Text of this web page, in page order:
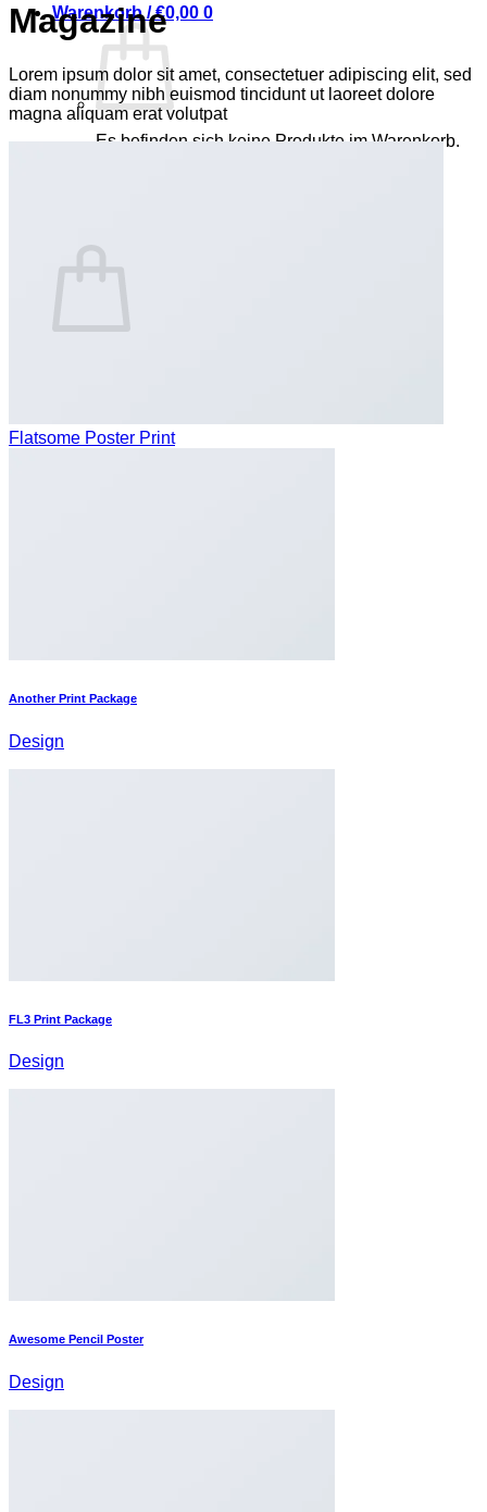
Warenkorb /€0,00 0
Es befinden sich keine Produkte im Warenkorb.
Magazine
Lorem ipsum dolor sit amet, consectetuer adipiscing elit, sed
diam nonummy nibh euismod tincidunt ut laoreet dolore
magna aliquam erat volutpat
Flatsome Poster Print
Another Print Package
Design
FL3 Print Package
Design
Awesome Pencil Poster
Design